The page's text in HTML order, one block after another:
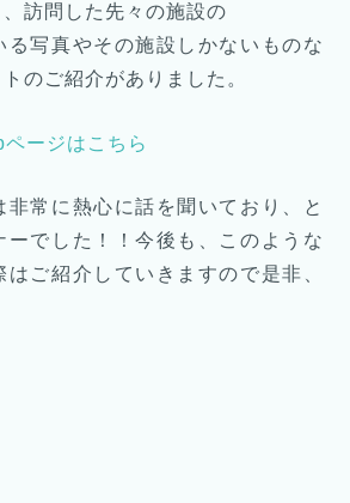
訪問した先々の施設の
る写真やその施設しかないものな
のご紹介がありました。
ページはこちら
非常に熱心に話を聞いており、と
ーでした！！今後も、このような
ご紹介していきますので是非、